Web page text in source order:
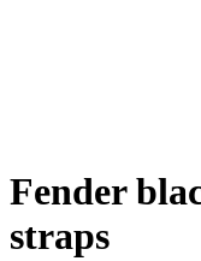
Fender
straps